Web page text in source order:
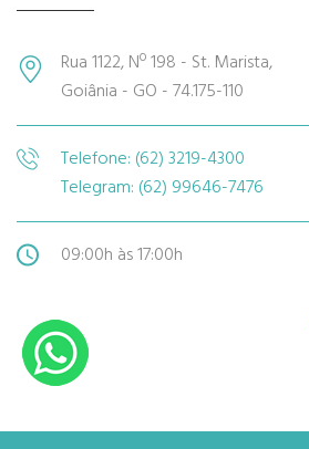
Rua 1122, Nº 198 - St. Marista,
Goiânia - GO - 74.175-110
Telefone: (62) 3219-4300
Telegram: (62) 99646-7476
09:00h às 17:00h